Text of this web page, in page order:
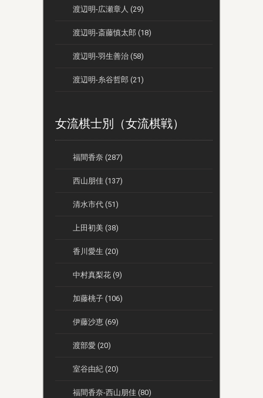
渡辺明-広瀬章人 (29)
渡辺明-斎藤慎太郎 (18)
渡辺明-羽生善治 (58)
渡辺明-糸谷哲郎 (21)
女流棋士別（女流棋戦）
福間香奈 (287)
西山朋佳 (137)
清水市代 (51)
上田初美 (38)
香川愛生 (20)
中村真梨花 (9)
加藤桃子 (106)
伊藤沙恵 (69)
渡部愛 (20)
室谷由紀 (20)
福間香奈-西山朋佳 (80)